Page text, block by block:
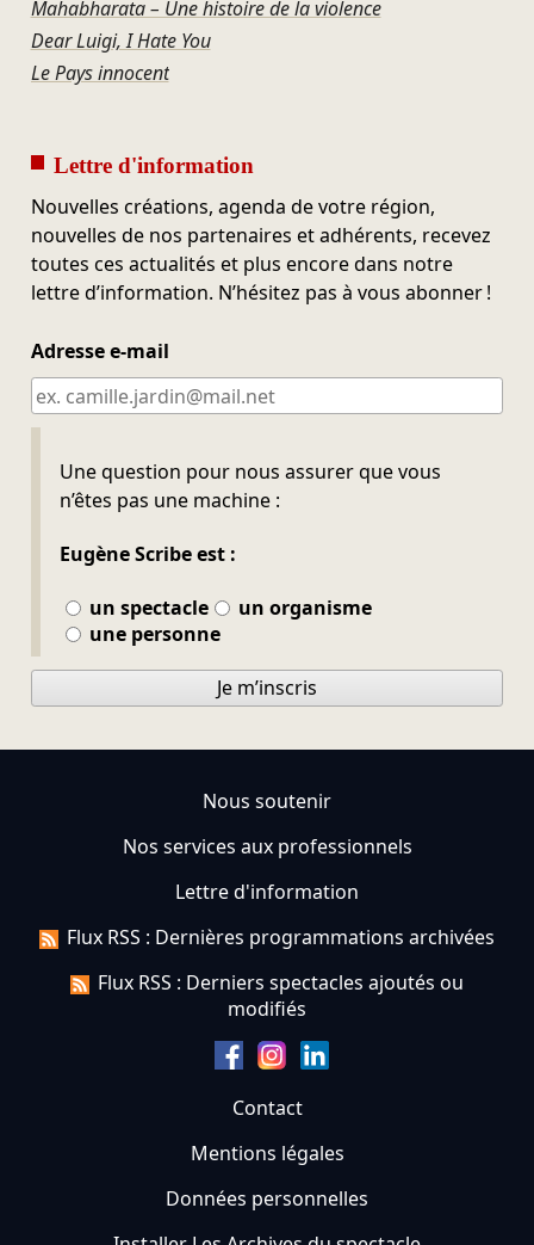
Mahabharata – Une histoire de la violence
Dear Luigi, I Hate You
Le Pays innocent
Lettre d'information
Nouvelles créations, agenda de votre région,
nouvelles de nos partenaires et adhérents, recevez
toutes ces actualités et plus encore dans notre
lettre d’information. N’hésitez pas à vous abonner !
Adresse e-mail
Une question pour nous assurer que vous
n’êtes pas une machine :
Eugène Scribe est :
un spectacle
un organisme
une personne
Ne pas remplir
Je m’inscris
Nous soutenir
Nos services aux professionnels
Lettre d'information
Flux RSS : Dernières programmations archivées
Flux RSS : Derniers spectacles ajoutés ou
modifiés
Contact
Mentions légales
Données personnelles